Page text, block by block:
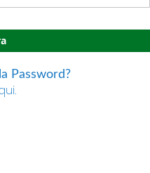
Password?